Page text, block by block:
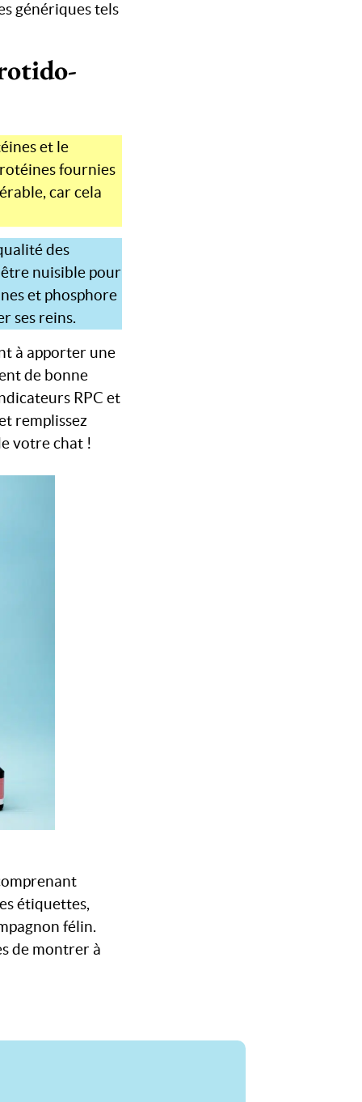
génériques tels
et le
fournies
car cela
des
nuisible pour
et phosphore
ses reins.
à apporter une
de bonne
RPC et
remplissez
votre chat !
étiquettes,
félin.
de montrer à